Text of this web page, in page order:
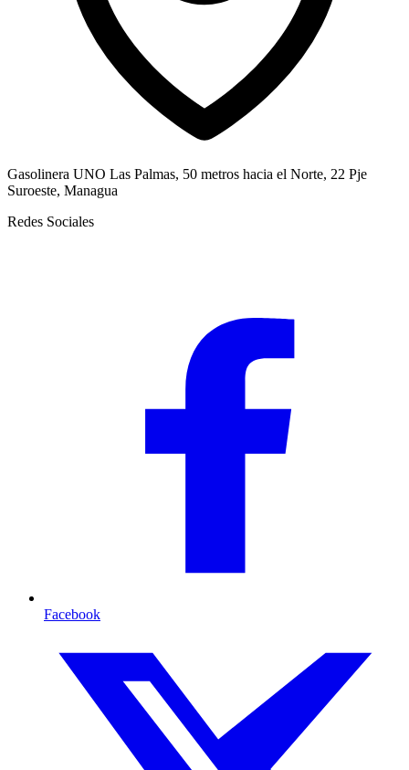
Gasolinera UNO Las Palmas, 50 metros hacia el Norte, 22 Pje
Suroeste, Managua
Redes Sociales
Facebook